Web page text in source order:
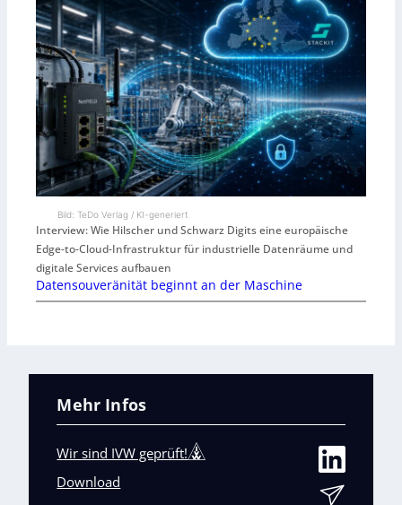
Bild: TeDo Verlag / KI-generiert
Interview: Wie Hilscher und Schwarz Digits eine europäische
Edge-to-Cloud-Infrastruktur für industrielle Datenräume und
digitale Services aufbauen
Datensouveränität beginnt an der Maschine
Mehr Infos
Wir sind IVW geprüft!
Download